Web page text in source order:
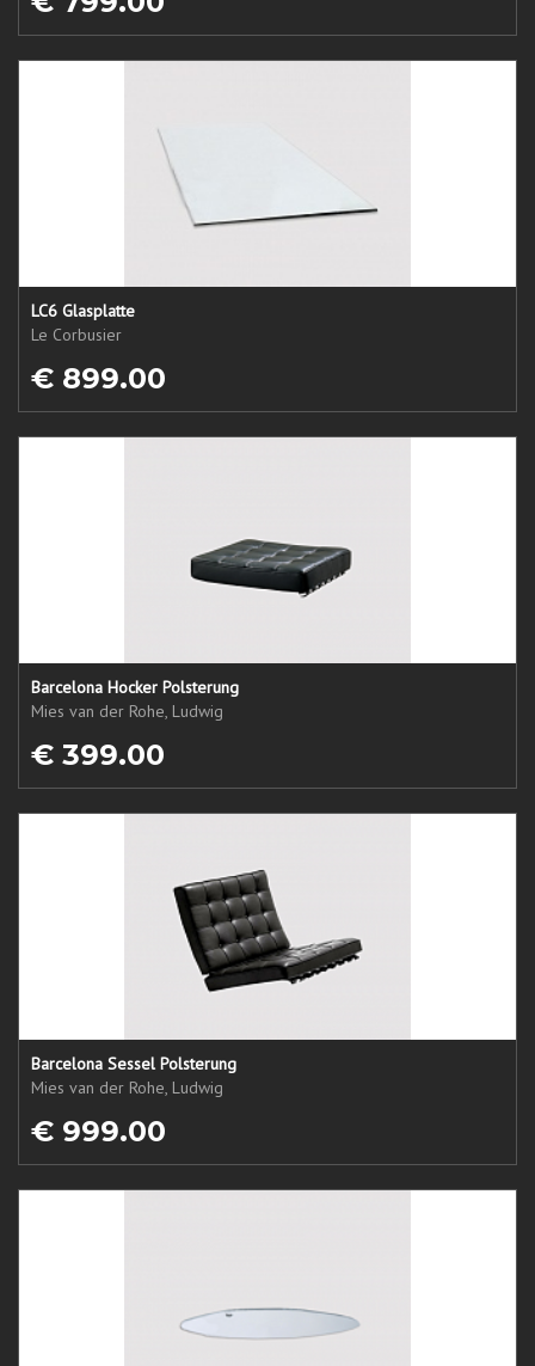
LC6 Glasplatte
Le Corbusier
€ 899.00
Barcelona Hocker Polsterung
Mies van der Rohe, Ludwig
€ 399.00
Barcelona Sessel Polsterung
Mies van der Rohe, Ludwig
€ 999.00